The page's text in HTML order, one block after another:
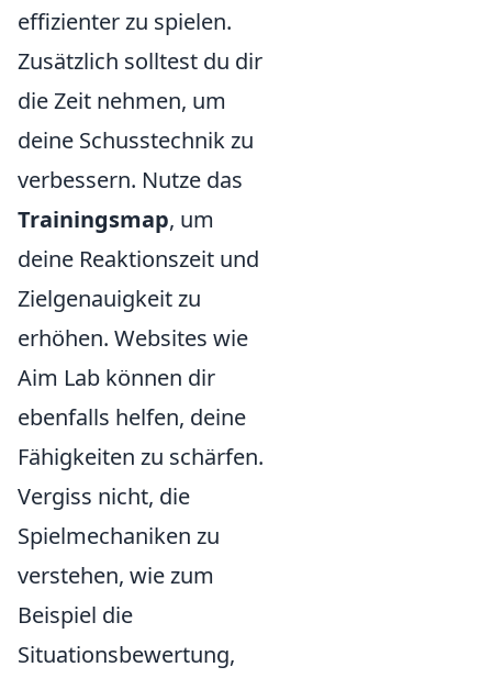
effizienter zu spielen.
Zusätzlich solltest du dir
die Zeit nehmen, um
deine Schusstechnik zu
verbessern. Nutze das
Trainingsmap, um
deine Reaktionszeit und
Zielgenauigkeit zu
erhöhen. Websites wie
Aim Lab können dir
ebenfalls helfen, deine
Fähigkeiten zu schärfen.
Vergiss nicht, die
Spielmechaniken zu
verstehen, wie zum
Beispiel die
Situationsbewertung,